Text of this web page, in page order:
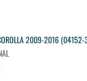
2009-2016